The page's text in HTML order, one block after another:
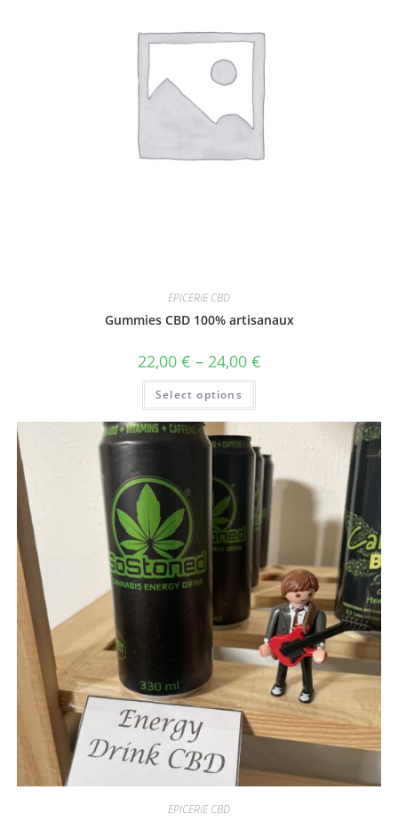
EPICERIE CBD
Gummies CBD 100% artisanaux
22,00 € – 24,00 €
Select options
EPICERIE CBD